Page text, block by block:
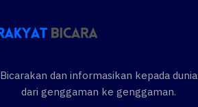
Bicarakan dan informasikan kepada dunia
dari genggaman ke genggaman.